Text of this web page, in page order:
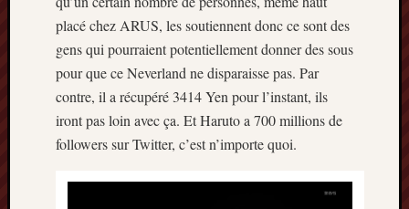
placé chez ARUS, les soutiennent donc ce sont des
gens qui pourraient potentiellement donner des sous
pour que ce Neverland ne disparaisse pas. Par
contre, il a récupéré 3414 Yen pour l’instant, ils
iront pas loin avec ça. Et Haruto a 700 millions de
followers sur Twitter, c’est n’importe quoi.